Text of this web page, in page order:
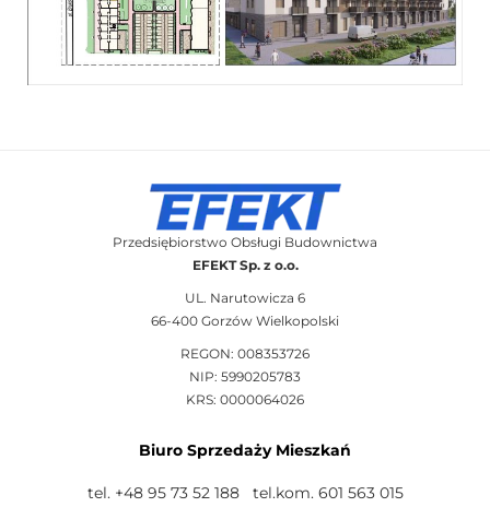
Przedsiębiorstwo Obsługi Budownictwa
EFEKT Sp. z o.o.
UL. Narutowicza 6
66-400 Gorzów Wielkopolski
REGON: 008353726
NIP: 5990205783
KRS: 0000064026
Biuro Sprzedaży Mieszkań
tel. +48 95 73 52 188 tel.kom. 601 563 015